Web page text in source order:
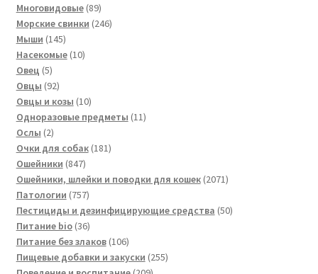
Многовидовые 8989
товаров
Морские свинки 246246
Мыши 145145
товаров
Насекомые 1010
Овец 55
товаров
Овцы 9292
товара
Овцы и козы 1010
товаров
Одноразовые предметы 1111
Ослы 22
товара
Очки для собак 181181
Ошейники 847847
товаров
Ошейники, шлейки и поводки для кошек 20712071
Патологии 757757
товаров
Пестициды и дезинфицирующие средства 5050
Питание bio 3636
товаров
Питание без злаков 106106
товаров
Пищевые добавки и закуски 255255